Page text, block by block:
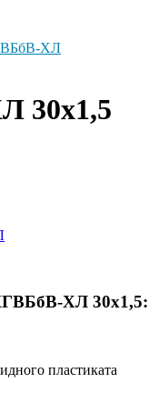
ХЛ
30х1,5
ХЛ 30х1,5:
пластиката